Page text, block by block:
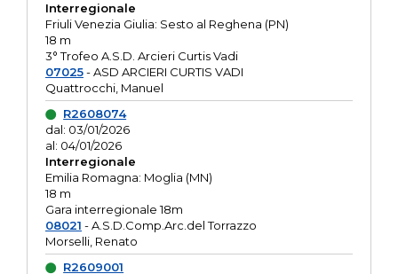
Interregionale
Friuli Venezia Giulia: Sesto al Reghena (PN)
18 m
3° Trofeo A.S.D. Arcieri Curtis Vadi
07025- ASD ARCIERI CURTIS VADI
Quattrocchi, Manuel
R2608074
dal: 03/01/2026
al: 04/01/2026
Interregionale
Emilia Romagna: Moglia (MN)
18 m
Gara interregionale 18m
08021 - A.S.D.Comp.Arc.del Torrazzo
Morselli, Renato
R2609001